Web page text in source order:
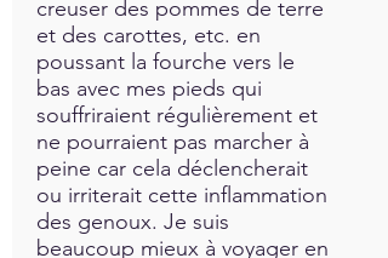
creuser des pommes de terre
et des carottes, etc. en
poussant la fourche vers le
bas avec mes pieds qui
souffriraient régulièrement et
ne pourraient pas marcher à
peine car cela déclencherait
ou irriterait cette inflammation
des genoux. Je suis
beaucoup mieux à voyager en